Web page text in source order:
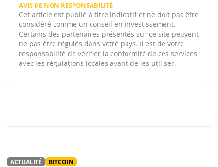
AVIS DE NON RESPONSABILITÉ
Cet article est publié à titre indicatif et ne doit pas être
considéré comme un conseil en investissement.
Certains des partenaires présentés sur ce site peuvent
ne pas être régulés dans votre pays. Il est de votre
responsabilité de vérifier la conformité de ces services
avec les régulations locales avant de les utiliser.
ACTUALITÉ BITCOIN